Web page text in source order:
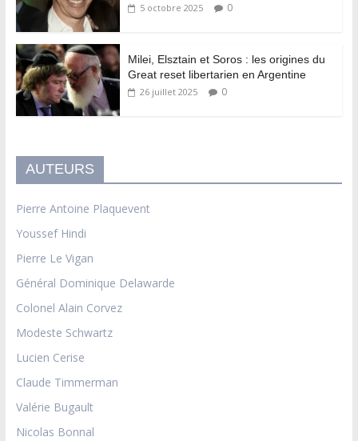
5 octobre 2025 0
Milei, Elsztain et Soros : les origines du
Great reset libertarien en Argentine
26 juillet 2025 0
AUTEURS
Pierre Antoine Plaquevent
Youssef Hindi
Pierre Le Vigan
Général Dominique Delawarde
Colonel Alain Corvez
Modeste Schwartz
Lucien Cerise
Claude Timmerman
Valérie Bugault
Nicolas Bonnal